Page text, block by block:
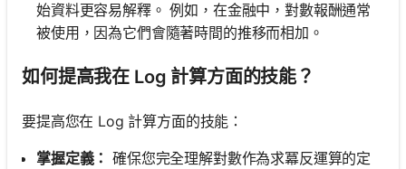
始資料更容易解釋。 例如，在金融中，對數報酬通常
被使用，因為它們會隨著時間的推移而相加。
如何提高我在 Log 計算方面的技能？
要提高您在 Log 計算方面的技能：
掌握定義： 確保您完全理解對數作為求冪反運算的定